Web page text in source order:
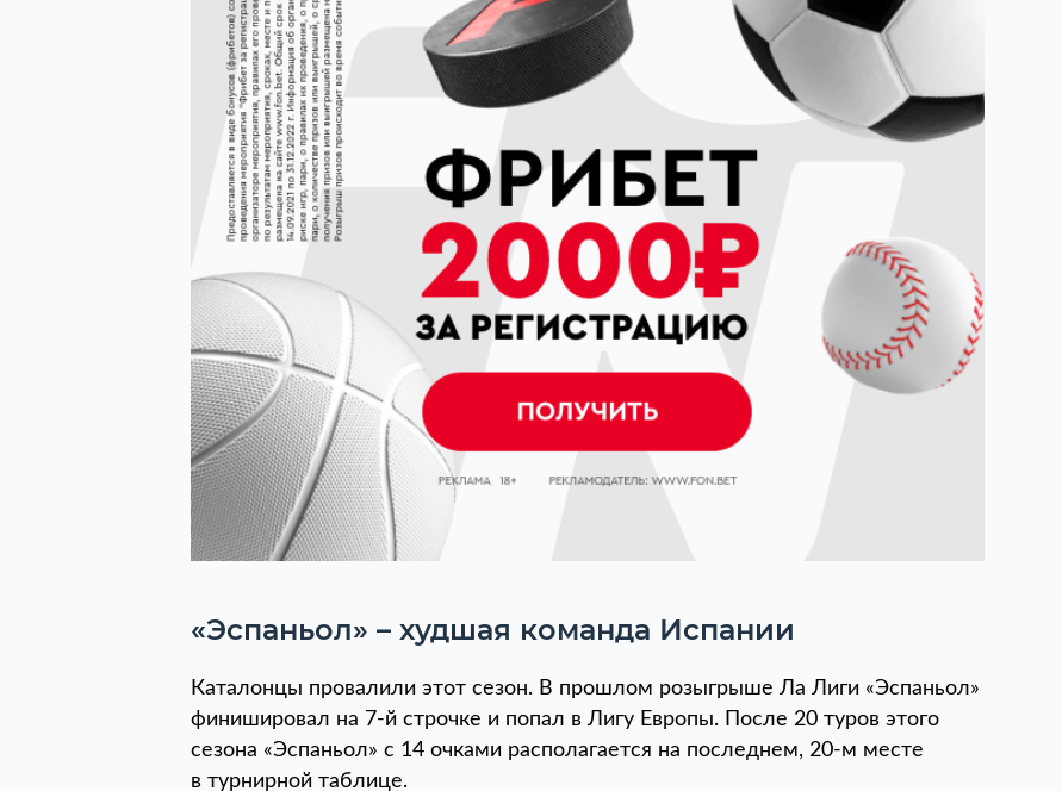
«Эспаньол» – худшая команда Испании
Каталонцы провалили этот сезон. В прошлом розыгрыше Ла Лиги «Эспаньол»
финишировал на 7-й строчке и попал в Лигу Европы. После 20 туров этого
сезона «Эспаньол» с 14 очками располагается на последнем, 20-м месте
в турнирной таблице.